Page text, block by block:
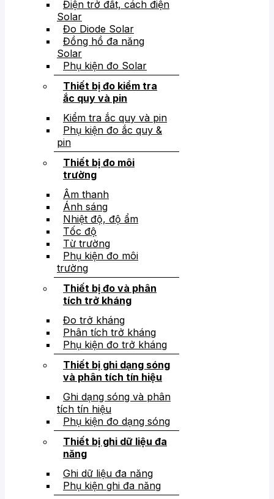
Điện trở đất, cách điện
Solar
Đo Diode Solar
Đồng hồ đa năng
Solar
Phụ kiện đo Solar
Thiết bị đo kiểm tra
ắc quy và pin
Kiểm tra ắc quy và pin
Phụ kiện đo ắc quy &
pin
Thiết bị đo môi
trường
Âm thanh
Ánh sáng
Nhiệt độ, độ ẩm
Tốc độ
Từ trường
Phụ kiện đo môi
trường
Thiết bị đo và phân
tích trở kháng
Đo trở kháng
Phân tích trở kháng
Phụ kiện đo trở kháng
Thiết bị ghi dạng sóng
và phân tích tín hiệu
Ghi dạng sóng và phân
tích tín hiệu
Phụ kiện đo dạng sóng
Thiết bị ghi dữ liệu đa
năng
Ghi dữ liệu đa năng
Phụ kiện ghi đa năng